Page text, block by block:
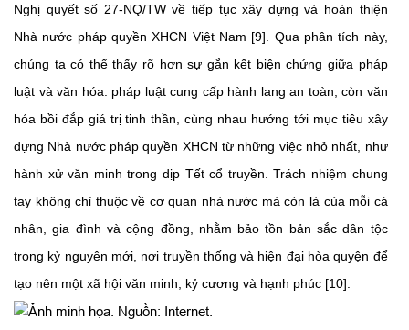
Nghị quyết số 27-NQ/TW về tiếp tục xây dựng và hoàn thiện
Nhà nước pháp quyền XHCN Việt Nam [9]. Qua phân tích này,
chúng ta có thể thấy rõ hơn sự gắn kết biện chứng giữa pháp
luật và văn hóa: pháp luật cung cấp hành lang an toàn, còn văn
hóa bồi đắp giá trị tinh thần, cùng nhau hướng tới mục tiêu xây
dựng Nhà nước pháp quyền XHCN từ những việc nhỏ nhất, như
hành xử văn minh trong dịp Tết cổ truyền. Trách nhiệm chung
tay không chỉ thuộc về cơ quan nhà nước mà còn là của mỗi cá
nhân, gia đình và cộng đồng, nhằm bảo tồn bản sắc dân tộc
trong kỷ nguyên mới, nơi truyền thống và hiện đại hòa quyện để
tạo nên một xã hội văn minh, kỷ cương và hạnh phúc [10].